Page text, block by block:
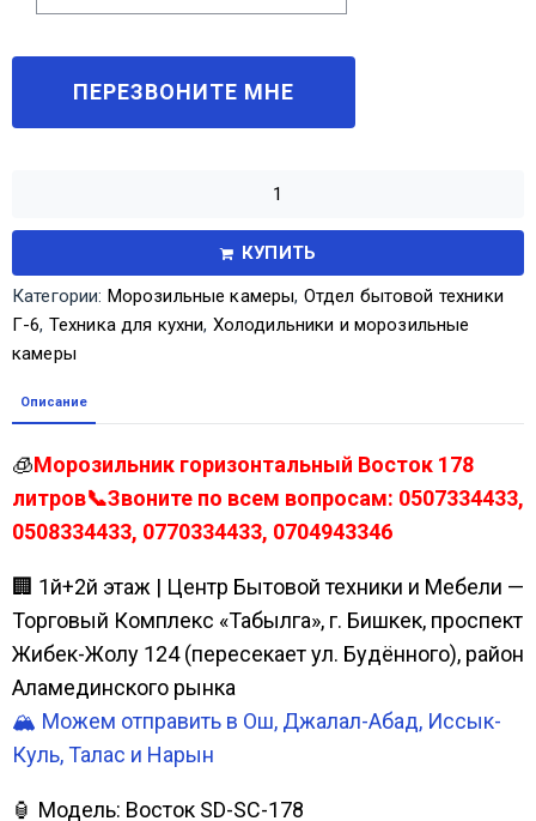
КУПИТЬ
Категории: Морозильные камеры, Отдел бытовой техники
Г-6, Техника для кухни, Холодильники и морозильные
камеры
Описание
🧊Морозильник горизонтальный Восток 178
литров📞Звоните по всем вопросам: 0507334433,
0508334433, 0770334433, 0704943346
🏢 1й+2й этаж | Центр Бытовой техники и Мебели —
Торговый Комплекс «Табылга», г. Бишкек, проспект
Жибек-Жолу 124 (пересекает ул. Будённого), район
Аламединского рынка
🏔️ Можем отправить в Ош, Джалал-Абад, Иссык-
Куль, Талас и Нарын
🏮 Модель: Восток SD-SC-178